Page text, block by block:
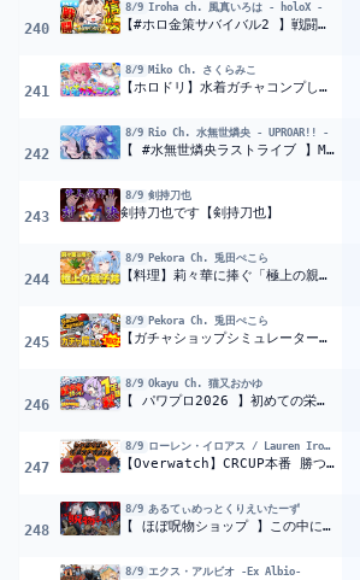
240
8/9 Iroha ch. 風真いろは - holoX -
【#ホロ金策サバイバル2 】戦闘を信じろ＿＿＿マイクラ玄人っぽい思考?【風真いろは/ホロライブ】
241
8/9 Miko Ch. さくらみこ
【ホロドリ】水着ガチャコンプしてホロライブドリーム達成を目指すエリートに俺はなる【ホロライブ/さくらみこ】
242
8/9 Rio Ch. 水無世燐央 - UPROAR!! -
【 #水無世燐央ラストライブ 】Memento【 水無世燐央 | ホロスターズ | UPROAR!! 】
243
8/9 剣持刀也
剣持刀也です【剣持刀也】
244
8/9 Pekora Ch. 兎田ぺこら
【料理】莉々華に捧ぐ「極上の親子丼」作る！ぺこ！【ホロライブ/兎田ぺこら】
245
8/9 Pekora Ch. 兎田ぺこら
【ガチャショップシミュレーター】NEW!! ガチャガチャ屋さんを本日オープンします！！！！！ぺこ！【ホロライブ/兎田ぺこら】
246
8/9 Okayu Ch. 猫又おかゆ
【 パワプロ2026 】初めての栄冠ナイン!! 1年目秋からスタート
247
8/9 ローレン・イロアス / Lauren Iroas【にじさんじ】
【Overwatch】CRCUP本番 勝つぞしゃらくせぇ #しゃらくせー不動大人冗談21WIN【ローレン・イロアス/にじさんじ】
248
8/9 あるてぃめっとくりえいたーず
【 ほぼ呪物ショップ 】この中に曰く付きの商品が混ざってます
8/9 エクス・アルビオ -Ex Albio-